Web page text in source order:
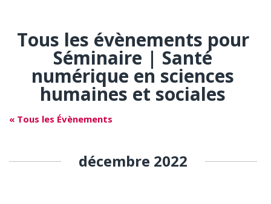
Tous les évènements pour
Séminaire | Santé
numérique en sciences
humaines et sociales
« Tous les Évènements
décembre 2022